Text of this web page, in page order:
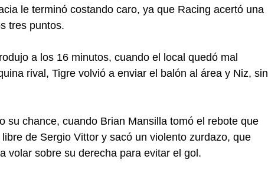
le terminó costando caro, ya que Racing acertó una
tres puntos.
a los 16 minutos, cuando el local quedó mal
rival, Tigre volvió a enviar el balón al área y Niz, sin
su chance, cuando Brian Mansilla tomó el rebote que
de Sergio Vittor y sacó un violento zurdazo, que
volar sobre su derecha para evitar el gol.